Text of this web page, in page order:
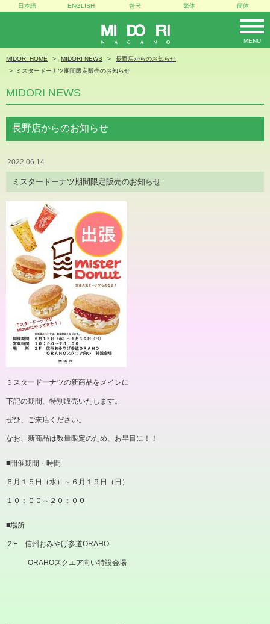
MIDORI
MENU
日本語 ENGLISH 한국 繁体 簡体
MIDORI HOME MIDORI NEWS
長野店からのお知らせ
ミスタードーナツ期間限定販売のお知らせ
MIDORI NEWS
長野店からのお知らせ
2022.06.14
ミスタードーナツ期間限定販売のお知らせ
ミスタードーナツの新商品をメインに
下記の期間、特別販売いたします。
ぜひ、ご来店ください。
なお、新商品は数量限定のため、お早目に！！
■開催期間・時間
６月１５日（水）～６月１９日（日）
１０：００～２０：００
■場所
２F 信州おみやげ参道ORAHO
ORAHOスクエア向い特設会場